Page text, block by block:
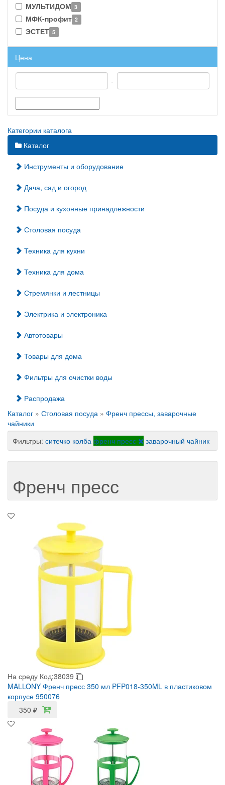
МУЛЬТИДОМ 3
МФК-профит 2
ЭСТЕТ 5
Цена
-
Категории каталога
Каталог
Инструменты и оборудование
Дача, сад и огород
Посуда и кухонные принадлежности
Столовая посуда
Техника для кухни
Техника для дома
Стремянки и лестницы
Электрика и электроника
Автотовары
Товары для дома
Фильтры для очистки воды
Распродажа
Каталог » Столовая посуда » Френч прессы, заварочные
чайники
Фильтры: ситечко колба френч пресс заварочный чайник
Френч пресс
На среду Код:38039
MALLONY Френч пресс 350 мл PFP018-350ML в пластиковом
корпусе 950076
350 ₽